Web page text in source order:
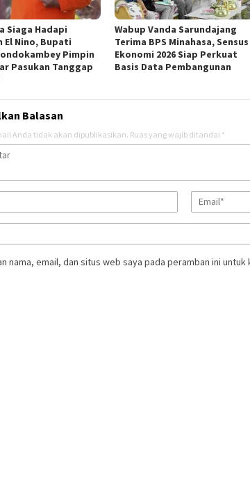
Siaga Hadapi
El Nino, Bupati
Pimpin
Pasukan Tanggap
Wabup Vanda Sarundajang
Terima BPS Minahasa, Sensus
Ekonomi 2026 Siap Perkuat
Basis Data Pembangunan
Balasan
Anda tidak akan dipublikasikan. Ruas yang wajib ditandai *
nama, email, dan situs web saya pada peramban ini